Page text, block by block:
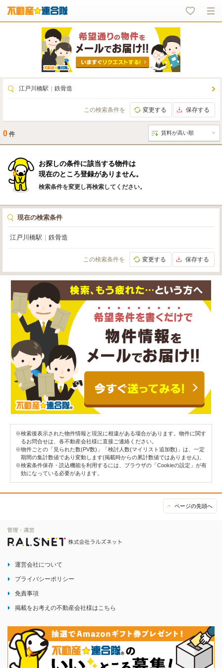
江戸川橋駅 鉄骨造
この検索条件を 変更する 保存する
0 件
お探しの条件に該当する物件は
現在のところ登録がありません。
検索条件を変更し再検索してください。
現在の検索条件
江戸川橋駅 鉄骨造
この検索条件を 変更する 保存する
※検索後表示された物件情報と現況に相違がある場合があります。物件に関す
るお問合せは、各不動産会社様に直接ご連絡ください。
※物件ごとの「見られた数(PV数)」「検討人数(マイリスト追加数)」は、一定
期間の集計数値であり変動します(掲載時からの累計数値ではありません)。
※検索条件保存・読込機能を利用するには、ブラウザの「Cookieの設定」が有
効になっている必要があります。
ページの先頭へ
運営会社について
プライバシーポリシー
免責事項
掲載をお考えの不動産会社様はこちら